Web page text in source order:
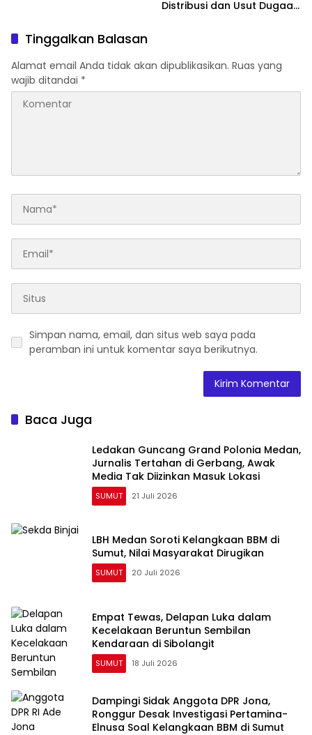
Distribusi dan Usut Dugaan
Tinggalkan Balasan
Alamat email Anda tidak akan dipublikasikan. Ruas yang
wajib ditandai *
Simpan nama, email, dan situs web saya pada
peramban ini untuk komentar saya berikutnya.
Baca Juga
Ledakan Guncang Grand Polonia Medan,
Jurnalis Tertahan di Gerbang, Awak
Media Tak Diizinkan Masuk Lokasi
SUMUT 21 Juli 2026
LBH Medan Soroti Kelangkaan BBM di
Sumut, Nilai Masyarakat Dirugikan
SUMUT 20 Juli 2026
Empat Tewas, Delapan Luka dalam
Kecelakaan Beruntun Sembilan
Kendaraan di Sibolangit
SUMUT 18 Juli 2026
Dampingi Sidak Anggota DPR Jona,
Ronggur Desak Investigasi Pertamina-
Elnusa Soal Kelangkaan BBM di Sumut